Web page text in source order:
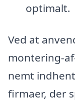
optimalt.
Ved at
montering-
nemt
firmaer, der